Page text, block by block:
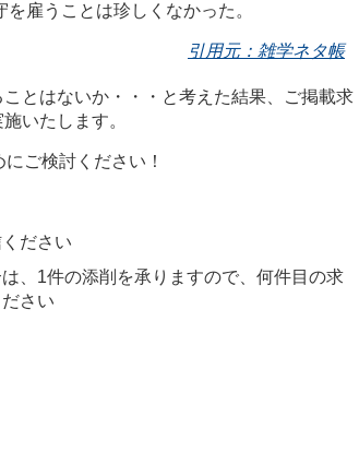
雇うことは珍しくなかった。
引用元：雑学ネタ帳
とはないか・・・と考えた結果、ご掲載求
いたします。
ご検討ください！
ださい
、1件の添削を承りますので、何件目の求
さい